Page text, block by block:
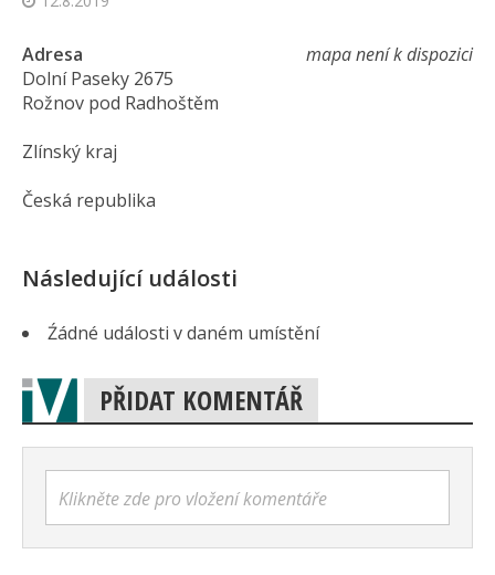
mapa není k dispozici
Adresa
Dolní Paseky 2675
Rožnov pod Radhoštěm
Zlínský kraj
Česká republika
Následující události
Źádné události v daném umístění
PŘIDAT KOMENTÁŘ
Klikněte zde pro vložení komentáře